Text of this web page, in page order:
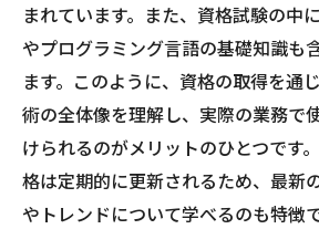
まれています。また、資格試験の中
やプログラミング言語の基礎知識も
ます。このように、資格の取得を通
術の全体像を理解し、実際の業務で
けられるのがメリットのひとつです
格は定期的に更新されるため、最新
やトレンドについて学べるのも特徴で